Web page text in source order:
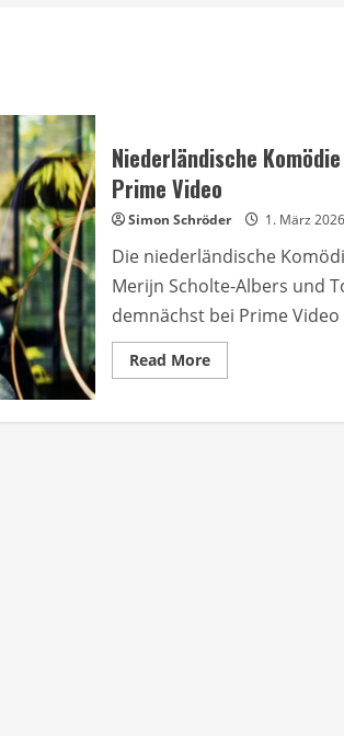
Niederländische
Prime Video
Simon Schröder 1. März 2026
Die niederländische
Merijn Scholte-Albers und
demnächst bei Prime
Read MoreRead
more
Komödie